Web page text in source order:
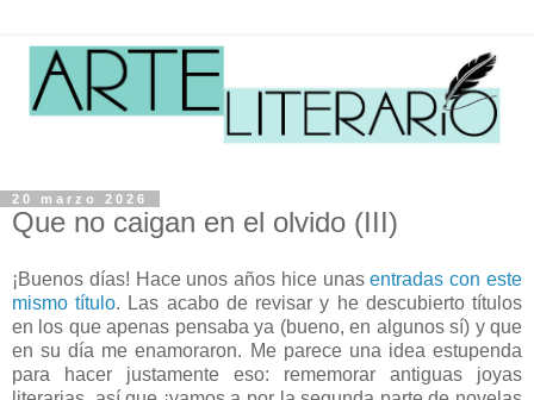
20 marzo 2026
Que no caigan en el olvido (III)
¡Buenos días! Hace unos años hice unasentradas con este
mismo título. Las acabo de revisar y he descubierto títulos
en los que apenas pensaba ya (bueno, en algunos sí) y que
en su día me enamoraron. Me parece una idea estupenda
para hacer justamente eso: rememorar antiguas joyas